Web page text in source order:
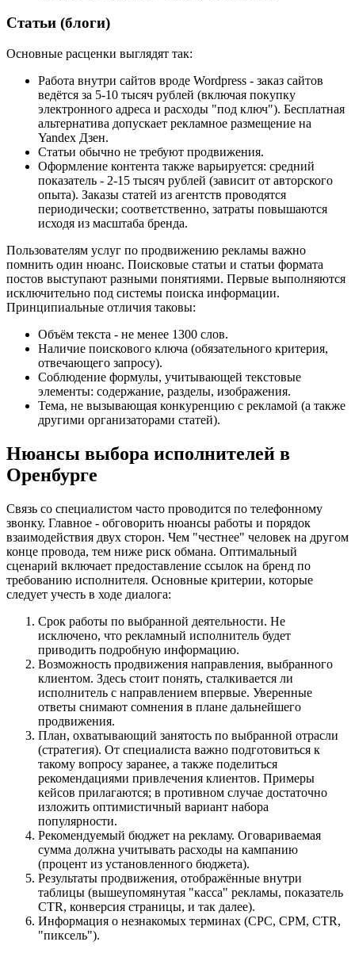
Статьи (блоги)
Основные расценки выглядят так:
Работа внутри сайтов вроде Wordpress - заказ сайтов
ведётся за 5-10 тысяч рублей (включая покупку
электронного адреса и расходы "под ключ"). Бесплатная
альтернатива допускает рекламное размещение на
Yandex Дзен.
Статьи обычно не требуют продвижения.
Оформление контента также варьируется: средний
показатель - 2-15 тысяч рублей (зависит от авторского
опыта). Заказы статей из агентств проводятся
периодически; соответственно, затраты повышаются
исходя из масштаба бренда.
Пользователям услуг по продвижению рекламы важно
помнить один нюанс. Поисковые статьи и статьи формата
постов выступают разными понятиями. Первые выполняются
исключительно под системы поиска информации.
Принципиальные отличия таковы:
Объём текста - не менее 1300 слов.
Наличие поискового ключа (обязательного критерия,
отвечающего запросу).
Соблюдение формулы, учитывающей текстовые
элементы: содержание, разделы, изображения.
Тема, не вызывающая конкуренцию с рекламой (а также
другими организаторами статей).
Нюансы выбора исполнителей в
Оренбурге
Связь со специалистом часто проводится по телефонному
звонку. Главное - обговорить нюансы работы и порядок
взаимодействия двух сторон. Чем "честнее" человек на другом
конце провода, тем ниже риск обмана. Оптимальный
сценарий включает предоставление ссылок на бренд по
требованию исполнителя. Основные критерии, которые
следует учесть в ходе диалога:
Срок работы по выбранной деятельности. Не
исключено, что рекламный исполнитель будет
приводить подробную информацию.
Возможность продвижения направления, выбранного
клиентом. Здесь стоит понять, сталкивается ли
исполнитель с направлением впервые. Уверенные
ответы снимают сомнения в плане дальнейшего
продвижения.
План, охватывающий занятость по выбранной отрасли
(стратегия). От специалиста важно подготовиться к
такому вопросу заранее, а также поделиться
рекомендациями привлечения клиентов. Примеры
кейсов прилагаются; в противном случае достаточно
изложить оптимистичный вариант набора
популярности.
Рекомендуемый бюджет на рекламу. Оговариваемая
сумма должна учитывать расходы на кампанию
(процент из установленного бюджета).
Результаты продвижения, отображённые внутри
таблицы (вышеупомянутая "касса" рекламы, показатель
CTR, конверсия страницы, и так далее).
Информация о незнакомых терминах (CPC, CPM, CTR,
"пиксель").